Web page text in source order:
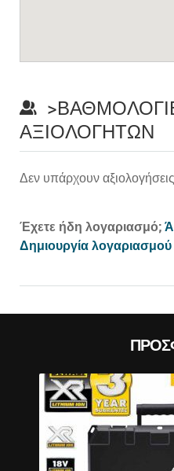
ΑΞΙΟΛΟΓΗΤΏΝ
Δεν υπάρχουν
Έχετε ήδη λογαριασμό;
Δημιουργία λογαριασμού